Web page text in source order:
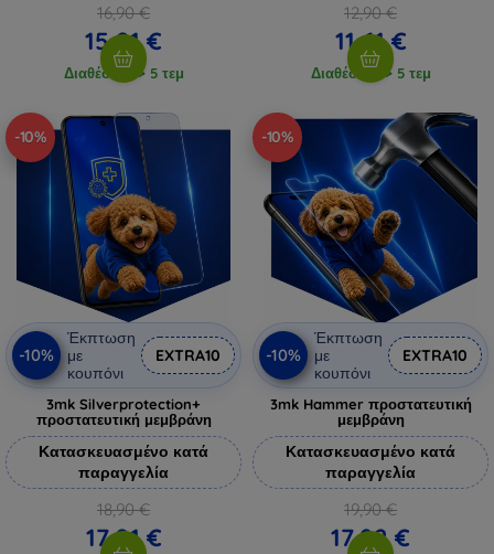
16,90 €
15,21 €
Διαθέσιμο > 5 τεμ
12,90 €
11,61 €
Διαθέσιμο > 5 τεμ
-10%
-10%
Έκπτωση
με
κουπόνι
EXTRA10
3mk Silverprotection+
προστατευτική μεμβράνη
Κατασκευασμένο κατά
παραγγελία
18,90 €
17,01 €
-10%
-10%
Έκπτωση
με
κουπόνι
EXTRA10
3mk Hammer προστατευτική
μεμβράνη
Κατασκευασμένο κατά
παραγγελία
19,90 €
17,92 €